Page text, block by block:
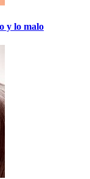
y lo malo